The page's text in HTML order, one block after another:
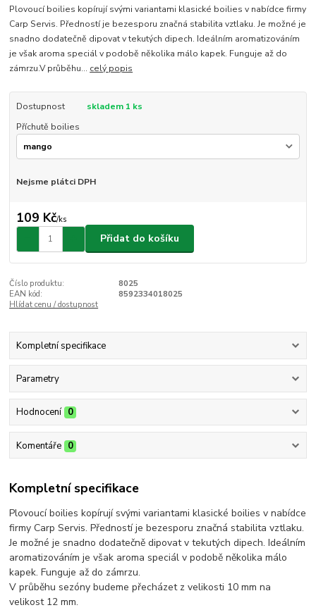
Plovoucí boilies kopírují svými variantami klasické boilies v nabídce firmy
Carp Servis. Předností je bezesporu značná stabilita vztlaku. Je možné je
snadno dodatečně dipovat v tekutých dipech. Ideálním aromatizováním
je však aroma speciál v podobě několika málo kapek. Funguje až do
zámrzu.V průběhu... celý popis
Dostupnost
skladem 1 ks
Příchutě boilies
Nejsme plátci DPH
109 Kč/ks
Přidat do košíku
Číslo produktu:
8025
EAN kód:
8592334018025
Hlídat cenu / dostupnost
Kompletní specifikace
Parametry
Hodnocení 0
Komentáře 0
Kompletní specifikace
Plovoucí boilies kopírují svými variantami klasické boilies v nabídce
firmy Carp Servis. Předností je bezesporu značná stabilita vztlaku.
Je možné je snadno dodatečně dipovat v tekutých dipech. Ideálním
aromatizováním je však aroma speciál v podobě několika málo
kapek. Funguje až do zámrzu.
V průběhu sezóny budeme přecházet z velikosti 10 mm na
velikost 12 mm.